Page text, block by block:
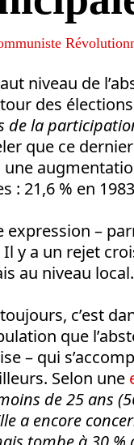
niveau de
des
de la
que ce
une
: 21,6 % en
expression –
y a un rejet
au niveau local.
c’est
que
– qui
Selon une
de 25 ans
a encore